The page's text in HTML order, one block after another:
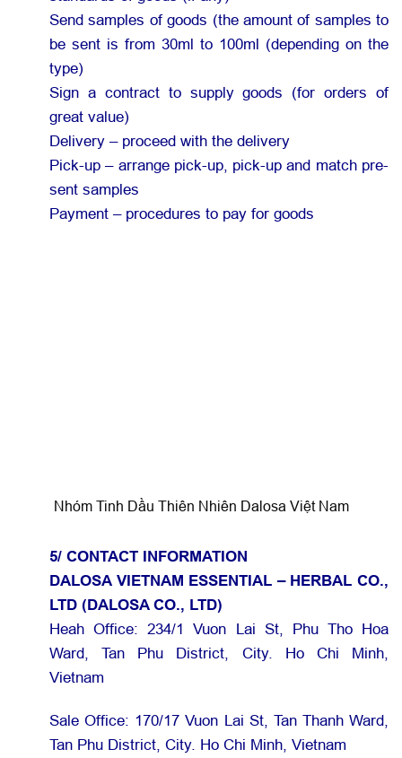
Send samples of goods (the amount of samples to
be sent is from 30ml to 100ml (depending on the
type)
Sign a contract to supply goods (for orders of
great value)
Delivery – proceed with the delivery
Pick-up – arrange pick-up, pick-up and match pre-
sent samples
Payment – procedures to pay for goods
Nhóm Tinh Dầu Thiên Nhiên Dalosa Việt Nam
5/ CONTACT INFORMATION
DALOSA VIETNAM ESSENTIAL – HERBAL CO.,
LTD (DALOSA CO., LTD)
Heah Office: 234/1 Vuon Lai St, Phu Tho Hoa
Ward, Tan Phu District, City. Ho Chi Minh,
Vietnam
Sale Office: 170/17 Vuon Lai St, Tan Thanh Ward,
Tan Phu District, City. Ho Chi Minh, Vietnam